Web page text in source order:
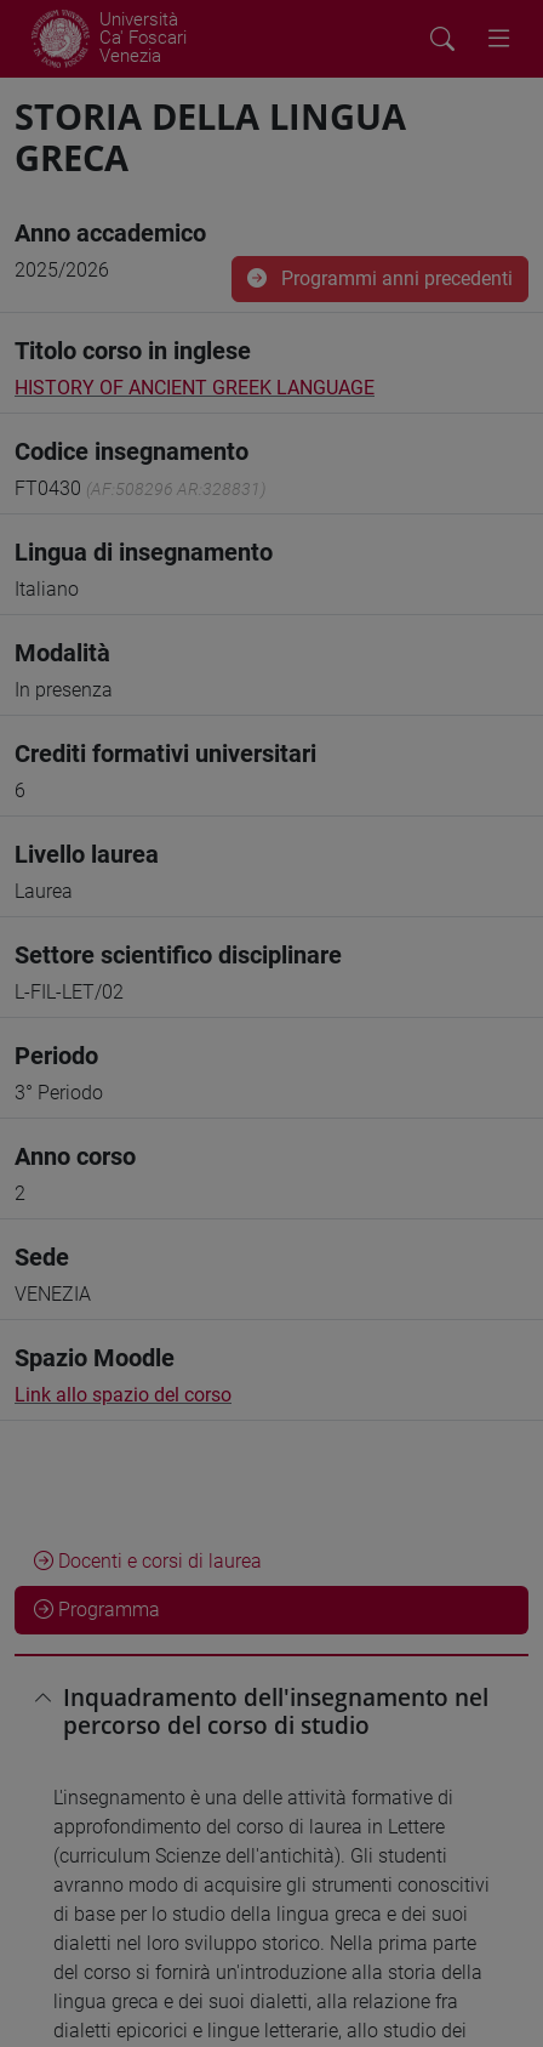
Università
Ca' Foscari
Venezia
STORIA DELLA LINGUA
GRECA
Anno accademico
2025/2026 Programmi anni precedenti
Titolo corso in inglese
HISTORY OF ANCIENT GREEK LANGUAGE
Codice insegnamento
FT0430 (AF:508296 AR:328831)
Lingua di insegnamento
Italiano
Modalità
In presenza
Crediti formativi universitari
6
Livello laurea
Laurea
Settore scientifico disciplinare
L-FIL-LET/02
Periodo
3° Periodo
Anno corso
2
Sede
VENEZIA
Spazio Moodle
Link allo spazio del corso
Docenti e corsi di laurea
Programma
Inquadramento dell'insegnamento nel
percorso del corso di studio
L'insegnamento è una delle attività formative di
approfondimento del corso di laurea in Lettere
(curriculum Scienze dell'antichità). Gli studenti
avranno modo di acquisire gli strumenti conoscitivi
di base per lo studio della lingua greca e dei suoi
dialetti nel loro sviluppo storico. Nella prima parte
del corso si fornirà un'introduzione alla storia della
lingua greca e dei suoi dialetti, alla relazione fra
dialetti epicorici e lingue letterarie, allo studio dei